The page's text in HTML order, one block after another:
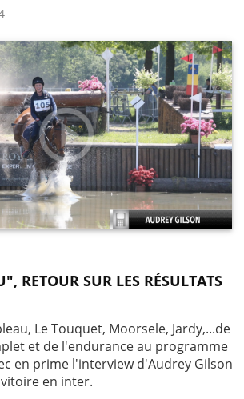
RETOUR SUR LES RÉSULTATS
Le Touquet, Moorsele, Jardy,...de
et de l'endurance au programme
en prime l'interview d'Audrey Gilson
en inter.